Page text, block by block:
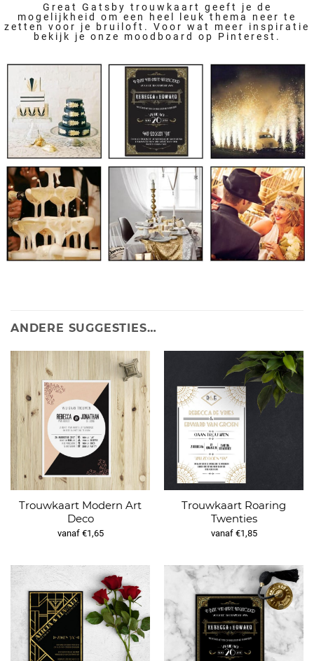
Great Gatsby trouwkaart geeft je de
mogelijkheid om een heel leuk thema neer te
zetten voor je bruiloft. Voor wat meer inspiratie
bekijk je onze moodboard op Pinterest.
ANDERE SUGGESTIES…
Trouwkaart Modern Art
Deco
vanaf €1,65
Trouwkaart Roaring
Twenties
vanaf €1,85